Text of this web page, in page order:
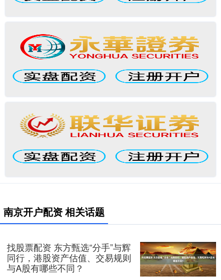
南京开户配资 相关话题
找股票配资 东方甄选“分手”与辉
同行，港股资产估值、交易规则
与A股有哪些不同？